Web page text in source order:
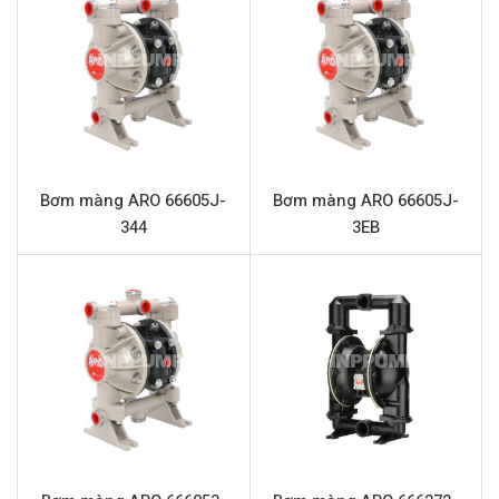
demanding.
Thông số kỹ thuật ARO PD15P-FPS-PTT
Tên sản phẩm
Bơm màng Aro PD15P-FPS-PTT
ARO PD15P-FPS-PTT
Lưu lượng tối đa
Áp lực tối đa
8.3 Bar
Cổng hút xả
1.5 inch (Kết nối ren)
Vật liệu màng
PTFE (Teflon)
Bơm màng ARO 66605J-
344
Bơm màng ARO 66605J-
3EB